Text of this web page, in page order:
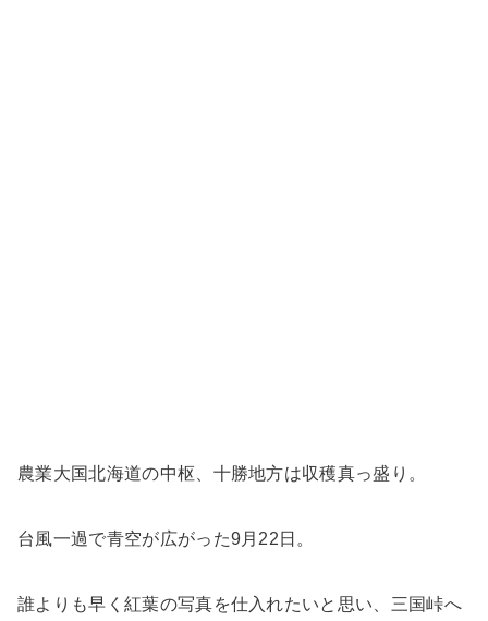
農業大国北海道の中枢、十勝地方は収穫真っ盛り。
台風一過で青空が広がった9月22日。
誰よりも早く紅葉の写真を仕入れたいと思い、三国峠へ